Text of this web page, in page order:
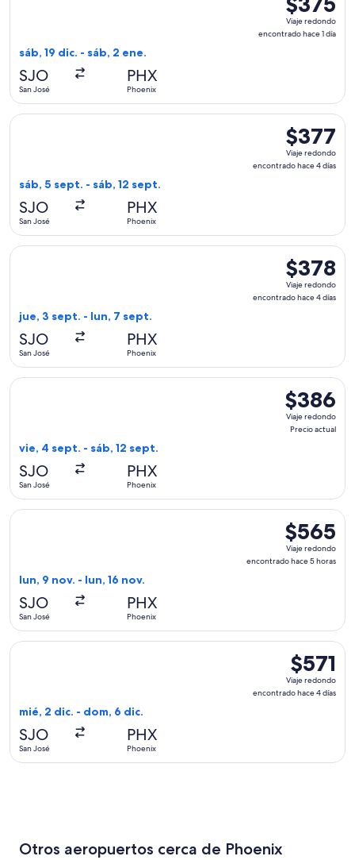
Viaje
redondo,
Viaje redondo
encontrado hace 1 día
sáb, 19 dic. - sáb, 2 ene.
SJO
San José
PHX
Phoenix
$377
Viaje
redondo,
$377
Viaje redondo
encontrado hace 4 días
sáb, 5 sept. - sáb, 12 sept.
SJO
San José
PHX
Phoenix
Seleccionar vuelo de American Airlines, con salida el sáb,
$378
Viaje
redondo,
$378
Viaje redondo
encontrado hace 4 días
jue, 3 sept. - lun, 7 sept.
SJO
San José
PHX
Phoenix
Seleccionar vuelo de United, con salida el jue, 3 sept.
$386
Viaje
redondo,
$386
Viaje redondo
Precio actual
vie, 4 sept. - sáb, 12 sept.
SJO
San José
PHX
Phoenix
Seleccionar vuelo de Southwest Airlines, con salida el vie,
$565
Viaje
redondo,
$565
Viaje redondo
encontrado hace 5 horas
lun, 9 nov. - lun, 16 nov.
SJO
San José
PHX
Phoenix
Seleccionar vuelo de Delta, con salida el lun, 9 nov. desde
$571
Viaje
redondo,
$571
Viaje redondo
encontrado hace 4 días
mié, 2 dic. - dom, 6 dic.
SJO
San José
PHX
Phoenix
Seleccionar vuelo de JetBlue Airways, con salida el mié, 2
Otros aeropuertos cerca de Phoenix